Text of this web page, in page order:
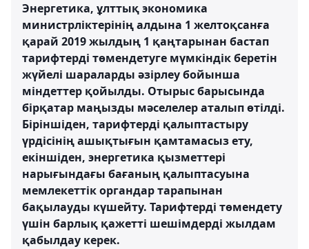
Энергетика, ұлттық экономика
министрліктерінің алдына 1 желтоқсанға
қарай 2019 жылдың 1 қаңтарынан бастап
тарифтерді төмендетуге мүмкіндік беретін
жүйелі шараларды әзірлеу бойынша
міндеттер қойылды. Отырыс барысында
бірқатар маңызды мәселелер аталып өтілді.
Біріншіден, тарифтерді қалыптастыру
үрдісінің ашықтығын қамтамасыз ету,
екіншіден, энергетика қызметтері
нарығындағы бағаның қалыптасуына
мемлекеттік органдар тарапынан
бақылауды күшейту. Тарифтерді төмендету
үшін барлық қажетті шешімдерді жылдам
қабылдау керек.